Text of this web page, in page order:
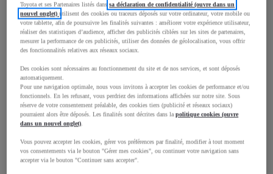
Largeur
1 795mm
Consommation mixte
Émissions CO2 111 g/km
Performances
Vitesse maximale 170km/h
Accélération 0-100km/h
Toyota et ses Partenaires listés danssa déclaration de confidentialité (ouvre dans un
nouvel onglet)utilisent des cookies ou traceurs déposés sur votre ordinateur, votre mobile ou
votre tablette, afin de poursuivre les finalités suivantes : améliorer votre expérience utilisateur,
réaliser des statistiques d’audience, afficher des publicités ciblées sur les sites de partenaires,
mesurer la performance de ces publicités, utiliser des données de géolocalisation, vous offrir
des fonctionnalités relatives aux réseaux sociaux.
Des cookies sont nécessaires au fonctionnement du site et de nos services, et sont déposés
automatiquement.
Pour une navigation optimale, nous vous invitons à accepter les cookies de performance et/ou
fonctionnels. En les refusant, vous perdriez des informations affichées sur notre site. Sous
réserve de votre consentement préalable, des cookies tiers (publicité et réseaux sociaux)
pourraient alors être déposés. Les finalités sont décrites dans lapolitique cookies (ouvre
dans un nouvel onglet).
Vous pouvez accepter les cookies, gérer vos préférences par finalité, modifier à tout moment
vos consentements via le bouton "Gérer mes cookies", ou continuer votre navigation sans
accepter via le bouton "Continuer sans accepter".